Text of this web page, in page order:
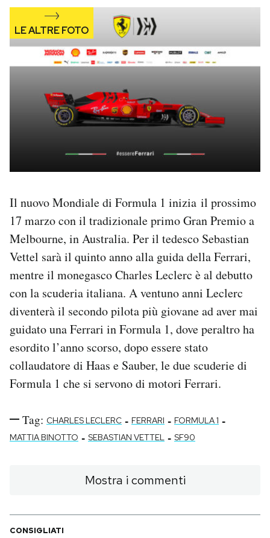
Il nuovo Mondiale di Formula 1 inizia il prossimo
17 marzo con il tradizionale primo Gran Premio a
Melbourne, in Australia. Per il tedesco Sebastian
Vettel sarà il quinto anno alla guida della Ferrari,
mentre il monegasco Charles Leclerc è al debutto
con la scuderia italiana. A ventuno anni Leclerc
diventerà il secondo pilota più giovane ad aver mai
guidato una Ferrari in Formula 1, dove peraltro ha
esordito l’anno scorso, dopo essere stato
collaudatore di Haas e Sauber, le due scuderie di
Formula 1 che si servono di motori Ferrari.
Tag: CHARLES LECLERC - FERRARI - FORMULA 1 -
MATTIA BINOTTO - SEBASTIAN VETTEL - SF90
Mostra i commenti
CONSIGLIATI